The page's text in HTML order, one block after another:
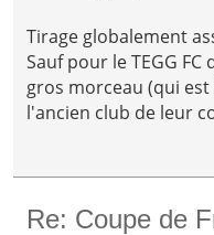
Tirage globalement
Sauf pour le TEGG
gros morceau (qui
l'ancien club de leur
Re: Coupe de